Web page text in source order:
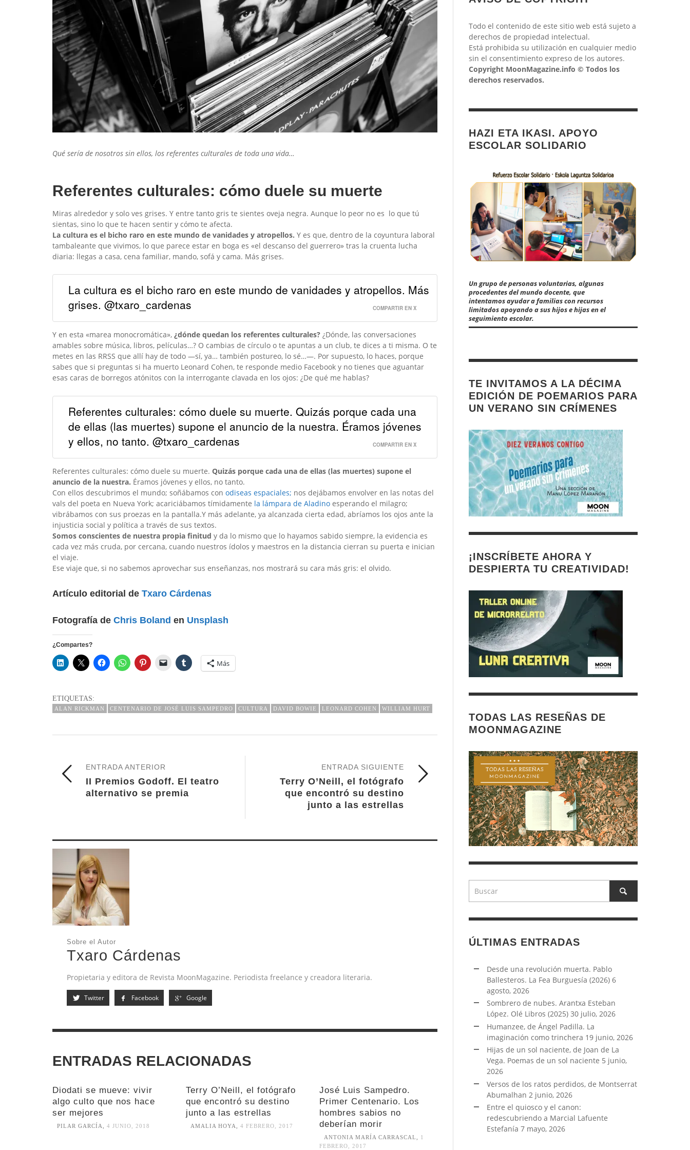
Qué sería de nosotros sin ellos, los referentes culturales de toda una vida…
Referentes culturales: cómo duele su muerte
Miras alrededor y solo ves grises. Y entre tanto gris te sientes oveja negra. Aunque lo peor no es lo que tú
sientas, sino lo que te hacen sentir y cómo te afecta.
La cultura es el bicho raro en este mundo de vanidades y atropellos. Y es que, dentro de la coyuntura laboral
tambaleante que vivimos, lo que parece estar en boga es «el descanso del guerrero» tras la cruenta lucha
diaria: llegas a casa, cena familiar, mando, sofá y cama. Más grises.
La cultura es el bicho raro en este mundo de vanidades y atropellos. Más
grises. @txaro_cardenas
COMPARTIR EN X
Y en esta «marea monocromática», ¿dónde quedan los referentes culturales? ¿Dónde, las conversaciones
amables sobre música, libros, películas…? O cambias de círculo o te apuntas a un club, te dices a ti misma. O te
metes en las RRSS que allí hay de todo —sí, ya… también postureo, lo sé…—. Por supuesto, lo haces, porque
sabes que si preguntas si ha muerto Leonard Cohen, te responde medio Facebook y no tienes que aguantar
esas caras de borregos atónitos con la interrogante clavada en los ojos: ¿De qué me hablas?
Referentes culturales: cómo duele su muerte. Quizás porque cada una
de ellas (las muertes) supone el anuncio de la nuestra. Éramos jóvenes
y ellos, no tanto. @txaro_cardenas
COMPARTIR EN X
Referentes culturales: cómo duele su muerte. Quizás porque cada una de ellas (las muertes) supone el
anuncio de la nuestra. Éramos jóvenes y ellos, no tanto.
Con ellos descubrimos el mundo; soñábamos con odiseas espaciales; nos dejábamos envolver en las notas del
vals del poeta en Nueva York; acariciábamos tímidamente la lámpara de Aladino esperando el milagro;
vibrábamos con sus proezas en la pantalla.Y más adelante, ya alcanzada cierta edad, abríamos los ojos ante la
injusticia social y política a través de sus textos.
Somos conscientes de nuestra propia finitud y da lo mismo que lo hayamos sabido siempre, la evidencia es
cada vez más cruda, por cercana, cuando nuestros ídolos y maestros en la distancia cierran su puerta e inician
el viaje.
Ese viaje que, si no sabemos aprovechar sus enseñanzas, nos mostrará su cara más gris: el olvido.
Artículo editorial de Txaro Cárdenas
Fotografía de Chris Boland en Unsplash
¿Compartes?
Más
ETIQUETAS:
ALAN RICKMAN CENTENARIO DE JOSÉ LUIS SAMPEDRO CULTURA DAVID BOWIE LEONARD COHEN WILLIAM HURT
ENTRADA SIGUIENTE
Terry O’Neill, el fotógrafo
que encontró su destino
junto a las estrellas
ENTRADA ANTERIOR
II Premios Godoff. El teatro
alternativo se premia
Sobre el Autor
Txaro Cárdenas
Propietaria y editora de Revista MoonMagazine. Periodista freelance y creadora literaria.
Twitter Facebook Google
ENTRADAS RELACIONADAS
Diodati se mueve: vivir
algo culto que nos hace
ser mejores
PILAR GARCÍA 4 JUNIO, 2018
Terry O’Neill, el fotógrafo
que encontró su destino
junto a las estrellas
AMALIA HOYA 4 FEBRERO, 2017
José Luis Sampedro.
Primer Centenario. Los
hombres sabios no
deberían morir
ANTONIA MARÍA CARRASCAL
1
FEBRERO, 2017
Todo el contenido de este sitio web está sujeto a
derechos de propiedad intelectual.
Está prohibida su utilización en cualquier medio
sin el consentimiento expreso de los autores.
Copyright MoonMagazine.info © Todos los
derechos reservados.
HAZI ETA IKASI. APOYO
ESCOLAR SOLIDARIO
Un grupo de personas voluntarias, algunas
procedentes del mundo docente, que
intentamos ayudar a familias con recursos
limitados apoyando a sus hijos e hijas en el
seguimiento escolar.
TE INVITAMOS A LA DÉCIMA
EDICIÓN DE POEMARIOS PARA
UN VERANO SIN CRÍMENES
¡INSCRÍBETE AHORA Y
DESPIERTA TU CREATIVIDAD!
TODAS LAS RESEÑAS DE
MOONMAGAZINE
ÚLTIMAS ENTRADAS
Desde una revolución muerta. Pablo
Ballesteros. La Fea Burguesía (2026) 6
agosto, 2026
Sombrero de nubes. Arantxa Esteban
López. Olé Libros (2025) 30 julio, 2026
Humanzee, de Ángel Padilla. La
imaginación como trinchera 19 junio, 2026
Hijas de un sol naciente, de Joan de La
Vega. Poemas de un sol naciente 5 junio,
2026
Versos de los ratos perdidos, de Montserrat
Abumalhan 2 junio, 2026
Entre el quiosco y el canon:
redescubriendo a Marcial Lafuente
Estefanía 7 mayo, 2026